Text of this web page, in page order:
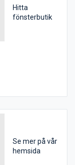
Hitta
fönsterbutik
Se mer på vår
hemsida